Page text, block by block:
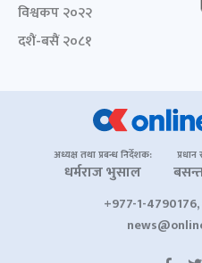
विश्वकप २०२२
दशैं-बसैं २०८१
अध्यक्ष तथा प्रबन्ध निर्देशक:
धर्मराज भुसाल
+977-1-